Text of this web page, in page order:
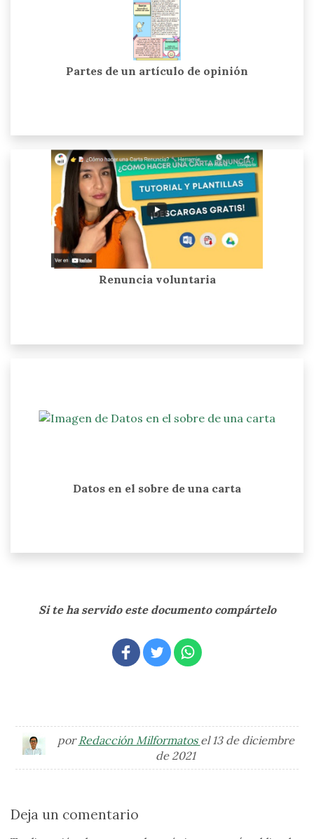
Partes de un artículo de opinión
Renuncia voluntaria
Datos en el sobre de una carta
Si te ha servido este documento compártelo
porRedacción Milformatos el 13 de diciembre
de 2021
Deja un comentario